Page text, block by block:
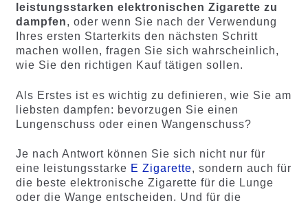
leistungsstarken elektronischen Zigarette zu
dampfen, oder wenn Sie nach der Verwendung
Ihres ersten Starterkits den nächsten Schritt
machen wollen, fragen Sie sich wahrscheinlich,
wie Sie den richtigen Kauf tätigen sollen.
Als Erstes ist es wichtig zu definieren, wie Sie am
liebsten dampfen: bevorzugen Sie einen
Lungenschuss oder einen Wangenschuss?
Je nach Antwort können Sie sich nicht nur für
eine leistungsstarke E Zigarette, sondern auch für
die beste elektronische Zigarette für die Lunge
oder die Wange entscheiden. Und für die